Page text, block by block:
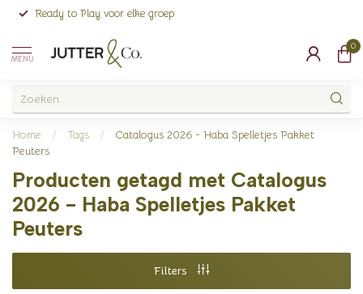
Ready to Play voor elke groep
MENU
0
Home / Tags /
Catalogus 2026 - Haba Spelletjes Pakket
Peuters
Producten getagd met Catalogus
2026 - Haba Spelletjes Pakket
Peuters
Filters